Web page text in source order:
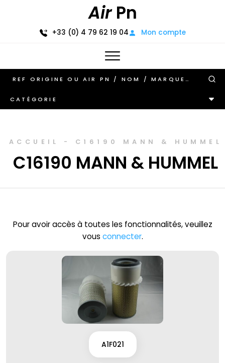
AirPn
+33 (0) 4 79 62 19 04 Mon compte
CATÉGORIE
ACCUEIL - C16190 MANN & HUMMEL
C16190 MANN & HUMMEL
Pour avoir accès à toutes les fonctionnalités, veuillez
vous connecter.
A1F021